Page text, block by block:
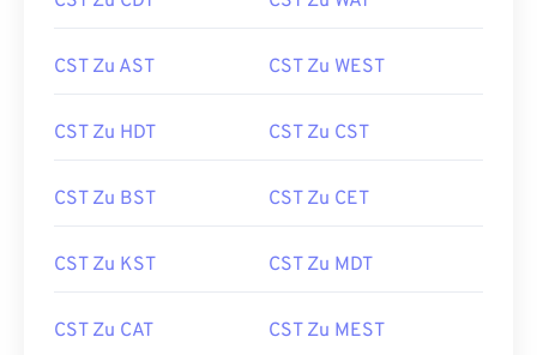
CST Zu AST CST Zu WEST
CST Zu HDT CST Zu CST
CST Zu BST CST Zu CET
CST Zu KST CST Zu MDT
CST Zu CAT CST Zu MEST